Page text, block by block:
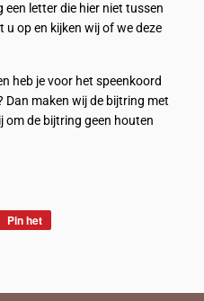
een letter die hier niet tussen
op en kijken wij of we deze
heb je voor het speenkoord
maken wij de bijtring met
om de bijtring geen houten
Pin het